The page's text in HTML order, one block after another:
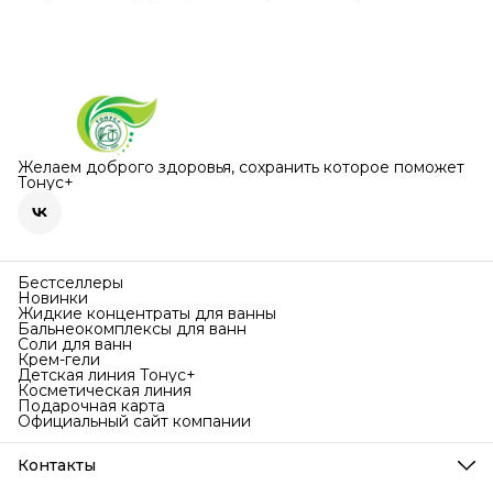
Желаем доброго здоровья, сохранить которое поможет
Тонус+
Бестселлеры
Новинки
Жидкие концентраты для ванны
Бальнеокомплексы для ванн
Соли для ванн
Крем-гели
Детская линия Тонус+
Косметическая линия
Подарочная карта
Официальный сайт компании
Контакты